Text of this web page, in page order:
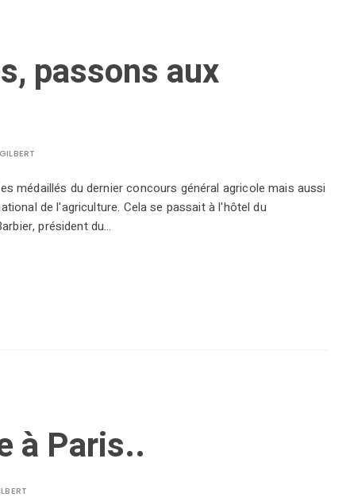
passons aux
GILBERT
médaillés du dernier concours général agricole mais aussi
de l'agriculture. Cela se passait à l'hôtel du
président du…
à Paris..